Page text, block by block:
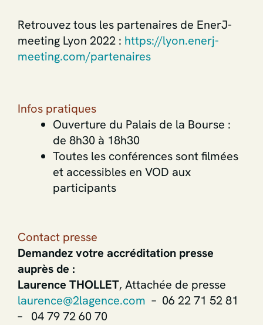
Retrouvez tous les partenaires de EnerJ-
meeting Lyon 2022 : https://lyon.enerj-
meeting.com/partenaires
Infos pratiques
Ouverture du Palais de la Bourse :
de 8h30 à 18h30
Toutes les conférences sont filmées
et accessibles en VOD aux
participants
Contact presse
Demandez votre accréditation presse
auprès de :
Laurence THOLLET, Attachée de presse
laurence@2lagence.com – 06 22 71 52 81
– 04 79 72 60 70